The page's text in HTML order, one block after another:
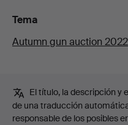
Tema
Autumn gun auction 2022
El título, la descripción y
de una traducción
responsable de los posibles